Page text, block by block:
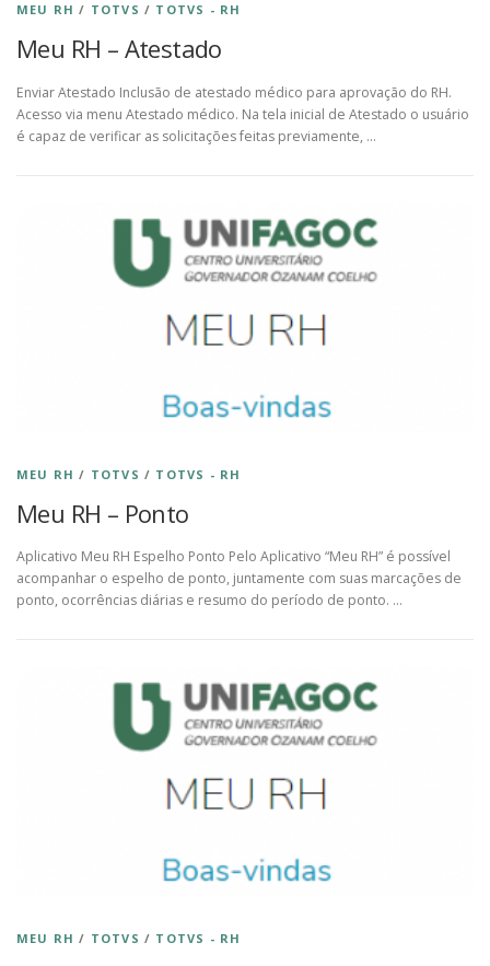
MEU RH / TOTVS / TOTVS - RH
Meu RH – Atestado
Enviar Atestado Inclusão de atestado médico para aprovação do RH.
Acesso via menu Atestado médico. Na tela inicial de Atestado o usuário
é capaz de verificar as solicitações feitas previamente, …
MEU RH / TOTVS / TOTVS - RH
Meu RH – Ponto
Aplicativo Meu RH Espelho Ponto Pelo Aplicativo “Meu RH” é possível
acompanhar o espelho de ponto, juntamente com suas marcações de
ponto, ocorrências diárias e resumo do período de ponto. …
MEU RH / TOTVS / TOTVS - RH